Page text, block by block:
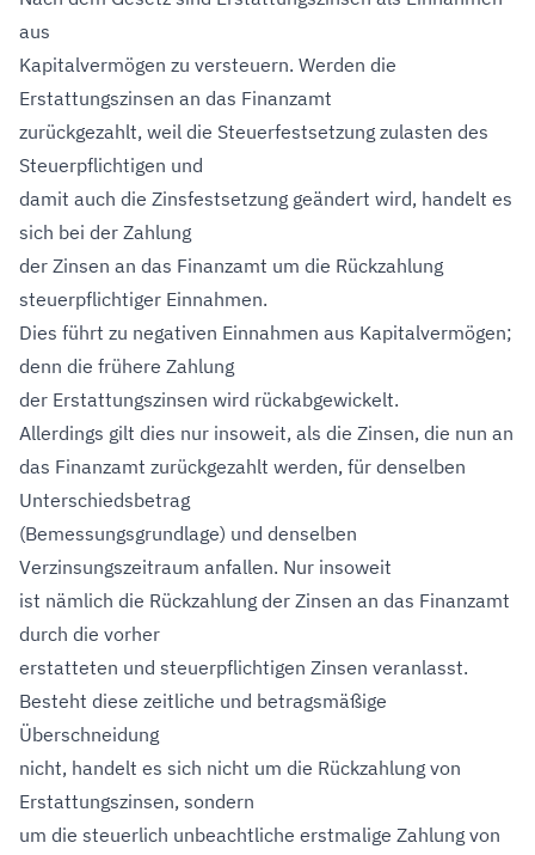
aus
Kapitalvermögen zu versteuern. Werden die
Erstattungszinsen an das Finanzamt
zurückgezahlt, weil die Steuerfestsetzung zulasten des
Steuerpflichtigen und
damit auch die Zinsfestsetzung geändert wird, handelt es
sich bei der Zahlung
der Zinsen an das Finanzamt um die Rückzahlung
steuerpflichtiger Einnahmen.
Dies führt zu negativen Einnahmen aus Kapitalvermögen;
denn die frühere Zahlung
der Erstattungszinsen wird rückabgewickelt.
Allerdings gilt dies nur insoweit, als die Zinsen, die nun an
das Finanzamt zurückgezahlt werden, für denselben
Unterschiedsbetrag
(Bemessungsgrundlage) und denselben
Verzinsungszeitraum anfallen. Nur insoweit
ist nämlich die Rückzahlung der Zinsen an das Finanzamt
durch die vorher
erstatteten und steuerpflichtigen Zinsen veranlasst.
Besteht diese zeitliche und betragsmäßige
Überschneidung
nicht, handelt es sich nicht um die Rückzahlung von
Erstattungszinsen, sondern
um die steuerlich unbeachtliche erstmalige Zahlung von